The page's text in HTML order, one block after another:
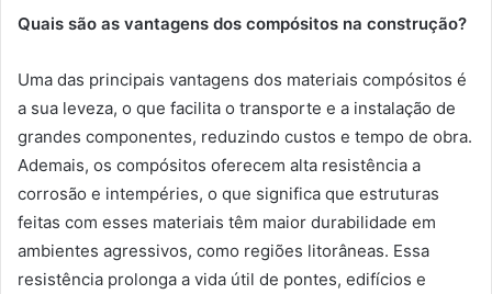
Quais são as vantagens dos compósitos na construção?
Uma das principais vantagens dos materiais compósitos é
a sua leveza, o que facilita o transporte e a instalação de
grandes componentes, reduzindo custos e tempo de obra.
Ademais, os compósitos oferecem alta resistência a
corrosão e intempéries, o que significa que estruturas
feitas com esses materiais têm maior durabilidade em
ambientes agressivos, como regiões litorâneas. Essa
resistência prolonga a vida útil de pontes, edifícios e